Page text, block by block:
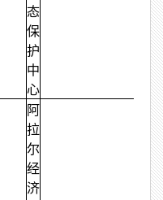
态
保
护
中
心
阿
拉
尔
经
济